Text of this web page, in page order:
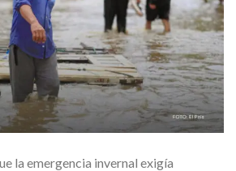
la emergencia invernal exigía